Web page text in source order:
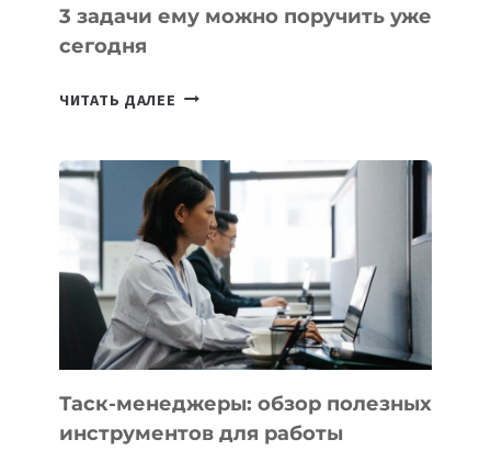
3 задачи ему можно поручить уже
сегодня
ЧИТАТЬ ДАЛЕЕ ИИ-
БИЗНЕСА:
КАКИЕ
3
ЗАДАЧИ
ЕМУ
МОЖНО
ПОРУЧИТЬ
УЖЕ
СЕГОДНЯ
Таск-менеджеры: обзор полезных
инструментов для работы